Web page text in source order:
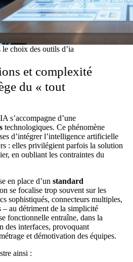
le choix des outils d’ia
et complexité
du « tout
s’accompagne d’une
technologiques. Ce phénomène
d’intégrer l’intelligence artificielle
: elles privilégient parfois la solution
en oubliant les contraintes du
en place d’un standard
se focalise trop souvent sur les
sophistiqués, connecteurs multiples,
– au détriment de la simplicité
fonctionnelle entraîne, dans la
des interfaces, provoquant
et démotivation des équipes.
ainsi :